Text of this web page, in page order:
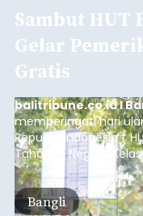
Sambut HUT
Gelar
Gratis
balitribune.co.id I
memperingati hari
Republik Indonesia (
Tahanan Negara
kegiatan
(6/8/2026).
Bangli